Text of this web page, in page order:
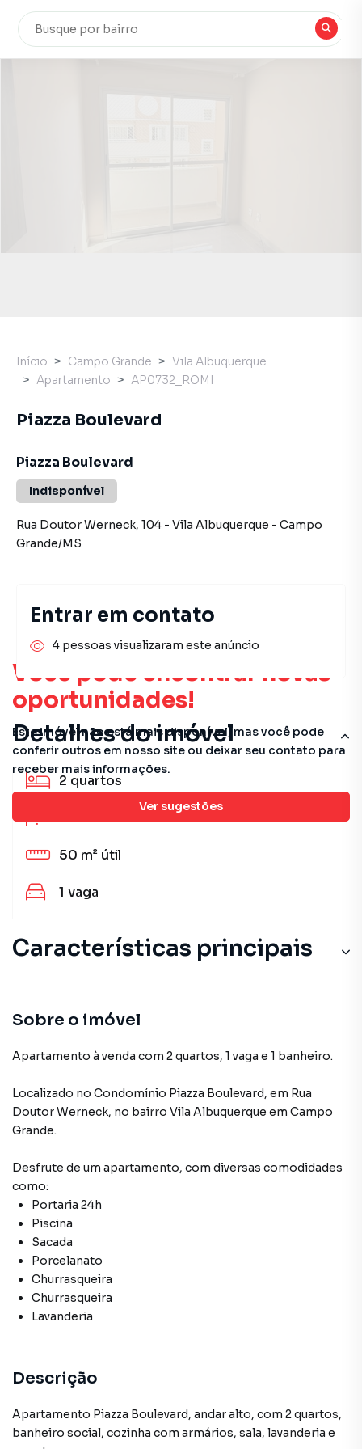
Você pode encontrar novas
oportunidades!
Este imóvel não está mais disponível, mas você pode
conferir outros em nosso site ou deixar seu contato para
receber mais informações.
Ver sugestões
Detalhes do imóvel
2 quartos
1banheiro
50 m² útil
1 vaga
Características principais
Porcelanato
Armário Cozinha
Sacada
Sobre o imóvel
Apartamento à venda com 2 quartos, 1 vaga e 1 banheiro.
Localizado no Condomínio Piazza Boulevard, em Rua
Doutor Werneck, no bairro Vila Albuquerque em Campo
Grande.
Desfrute de um apartamento, com diversas comodidades
como:
Portaria 24h
Piscina
Sacada
Porcelanato
Churrasqueira
Churrasqueira
Lavanderia
Descrição
Apartamento Piazza Boulevard, andar alto, com 2 quartos,
banheiro social, cozinha com armários, sala, lavanderia e
Início Campo Grande
Vila Albuquerque
Apartamento
AP0732_ROMI
Piazza Boulevard
Piazza Boulevard
Indisponível
Rua Doutor Werneck, 104 - Vila Albuquerque - Campo
Grande/MS
Entrar em contato
4 pessoas visualizaram este anúncio